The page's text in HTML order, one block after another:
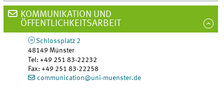
KOMMUNIKATION UND
ÖFFENTLICHKEITSARBEIT
Schlossplatz 2
48149 Münster
Tel:+49 251 83-22232
Fax:+49 251 83-22258
communication@uni-muenster.de